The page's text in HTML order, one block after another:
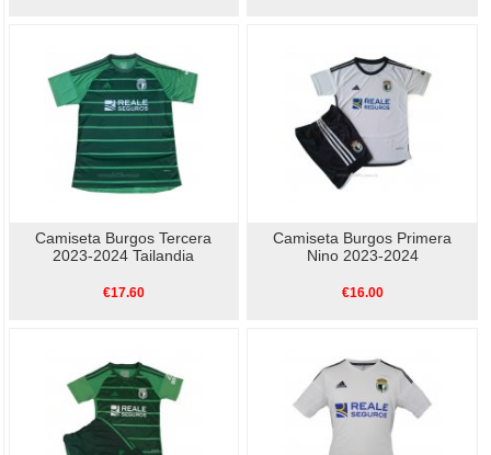
Camiseta Burgos Tercera
2023-2024 Tailandia
€17.60
Camiseta Burgos Primera
Nino 2023-2024
€16.00